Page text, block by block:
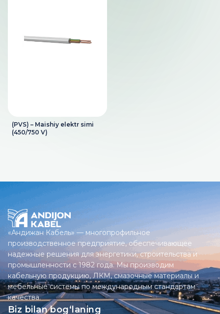
(PVS) – Maishiy elektr simi
(450/750 V)
«Андижан Кабель» — многопрофильное
производственное предприятие, обеспечивающее
надежные решения для энергетики, строительства и
промышленности с 1982 года. Мы производим
кабельную продукцию, ЛКМ, смазочные материалы и
мебельные системы по международным стандартам
качества.
Biz bilan bog‘laning